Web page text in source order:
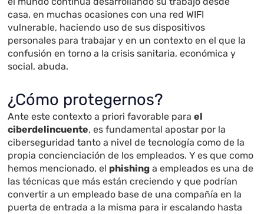
casa, en muchas ocasiones con una red WIFI
vulnerable, haciendo uso de sus dispositivos
personales para trabajar y en un contexto en el que la
confusión en torno a la crisis sanitaria, económica y
social, abuda.
¿Cómo protegernos?
Ante este contexto a priori favorable parael
ciberdelincuente, es fundamental apostar por la
ciberseguridad tanto a nivel de tecnología como de la
propia concienciación de los empleados. Y es que como
hemos mencionado, el phishing a empleados es una de
las técnicas que más están creciendo y que podrían
convertir a un empleado base de una compañía en la
puerta de entrada a la misma para ir escalando hasta